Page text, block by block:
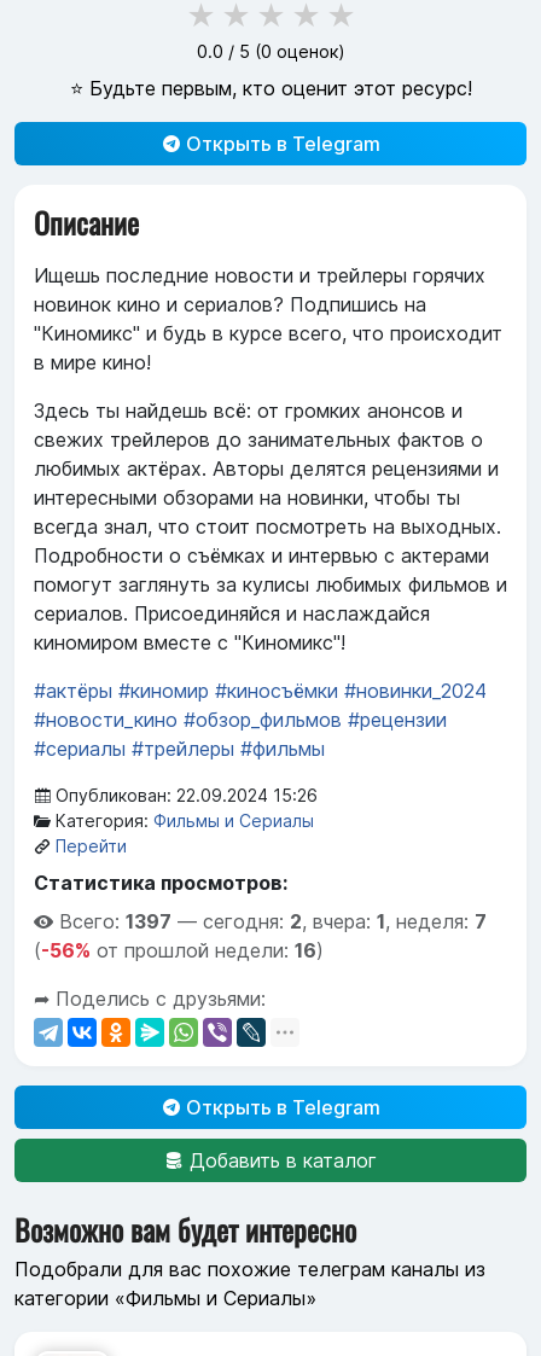
★ ★ ★ ★ ★
0.0 / 5 (0 оценок)
⭐ Будьте первым, кто оценит этот ресурс!
Открыть в Telegram
Описание
Ищешь последние новости и трейлеры горячих
новинок кино и сериалов? Подпишись на
"Киномикс" и будь в курсе всего, что происходит
в мире кино!
Здесь ты найдешь всё: от громких анонсов и
свежих трейлеров до занимательных фактов о
любимых актёрах. Авторы делятся рецензиями и
интересными обзорами на новинки, чтобы ты
всегда знал, что стоит посмотреть на выходных.
Подробности о съёмках и интервью с актерами
помогут заглянуть за кулисы любимых фильмов и
сериалов. Присоединяйся и наслаждайся
киномиром вместе с "Киномикс"!
#актёры #киномир #киносъёмки #новинки_2024
#новости_кино #обзор_фильмов #рецензии
#сериалы #трейлеры #фильмы
Опубликован: 22.09.2024 15:26
Категория: Фильмы и Сериалы
Перейти
Статистика просмотров:
Всего: 1397 — сегодня: 2, вчера: 1, неделя: 7
(-56% от прошлой недели: 16)
➦ Поделись с друзьями:
Открыть в Telegram
Добавить в каталог
Возможно вам будет интересно
Подобрали для вас похожие телеграм каналы из
категории «Фильмы и Сериалы»